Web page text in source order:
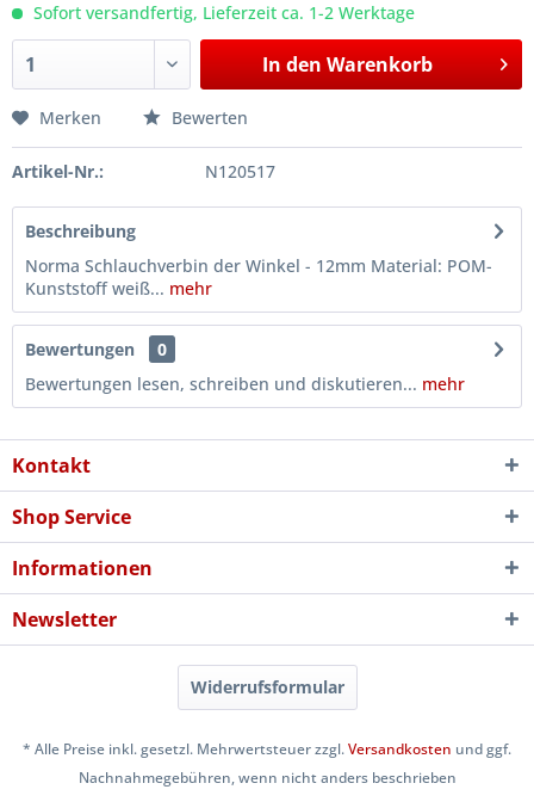
Sofort versandfertig, Lieferzeit ca. 1-2 Werktage
In den Warenkorb
Merken Bewerten
Artikel-Nr.: N120517
Beschreibung
Norma Schlauchverbin der Winkel - 12mm Material: POM-
Kunststoff weiß... mehr
Bewertungen
0
Bewertungen lesen, schreiben und diskutieren... mehr
Kontakt
Shop Service
Informationen
Newsletter
Widerrufsformular
* Alle Preise inkl. gesetzl. Mehrwertsteuer zzgl.Versandkosten und ggf.
Nachnahmegebühren, wenn nicht anders beschrieben